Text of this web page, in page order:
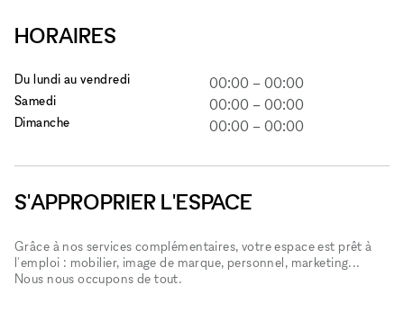
HORAIRES
Du lundi au vendredi 00:00 – 00:00
Samedi 00:00 – 00:00
Dimanche 00:00 – 00:00
S'APPROPRIER L'ESPACE
Grâce à nos services complémentaires, votre espace est prêt à
l'emploi : mobilier, image de marque, personnel, marketing...
Nous nous occupons de tout.